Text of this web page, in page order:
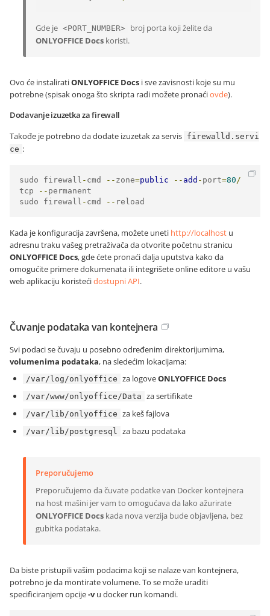
Gde je <PORT_NUMBER>
broj porta koji želite da
ONLYOFFICE Docs koristi.
Ovo će instaliratiONLYOFFICE Docs i sve zavisnosti koje su mu
potrebne (spisak onoga što skripta radi možete pronaćiovde).
Dodavanje izuzetka za firewall
Takođe je potrebno da dodate izuzetak za servis firewalld.servi
ce :
sudo firewall - cmd -- zone=public -- add - port=80/
tcp
-- permanent
sudo firewall - cmd -- reload
Kada je konfiguracija završena, možete uneti http://localhost u
adresnu traku vašeg pretraživača da otvorite početnu stranicu
ONLYOFFICE Docs, gde ćete pronaći dalja uputstva kako da
omogućite primere dokumenata ili integrišete online editore u vašu
web aplikaciju koristećidostupni API.
Čuvanje podataka van kontejnera
Svi podaci se čuvaju u posebno određenim direktorijumima,
volumenima podataka, na sledećim lokacijama:
/var/log/onlyoffice za logoveONLYOFFICE Docs
/var/www/onlyoffice/Data za sertifikate
/var/lib/onlyoffice za keš fajlova
/var/lib/postgresql za bazu podataka
Preporučujemo
Preporučujemo da čuvate podatke van Docker kontejnera
na host mašini jer vam to omogućava da lako ažurirate
ONLYOFFICE Docs kada nova verzija bude objavljena, bez
gubitka podataka.
Da biste pristupili vašim podacima koji se nalaze van kontejnera,
potrebno je da montirate volumene. To se može uraditi
specificiranjem opcije-vu docker run komandi.